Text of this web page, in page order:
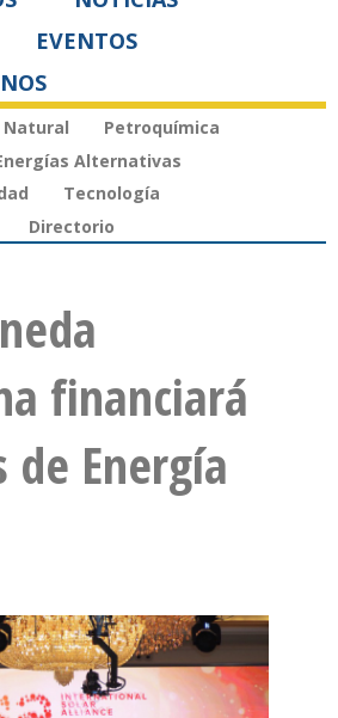
EVENTOS
Natural
Petroquímica
Alternativas
Tecnología
Directorio
financiará
Energía